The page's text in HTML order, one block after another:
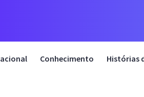
Conhecimento Histórias